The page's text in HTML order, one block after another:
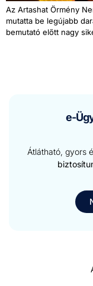
Az Artashat Örmény
mutat­ta be legú­jabb
bemu­tató előtt nagy
e-
Átlátható, gyors